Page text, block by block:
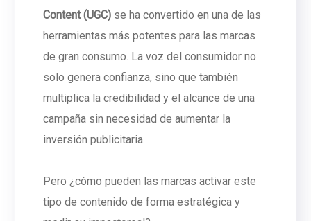
Content (UGC) se ha convertido en una de las
herramientas más potentes para las marcas
de gran consumo. La voz del consumidor no
solo genera confianza, sino que también
multiplica la credibilidad y el alcance de una
campaña sin necesidad de aumentar la
inversión publicitaria.
Pero ¿cómo pueden las marcas activar este
tipo de contenido de forma estratégica y